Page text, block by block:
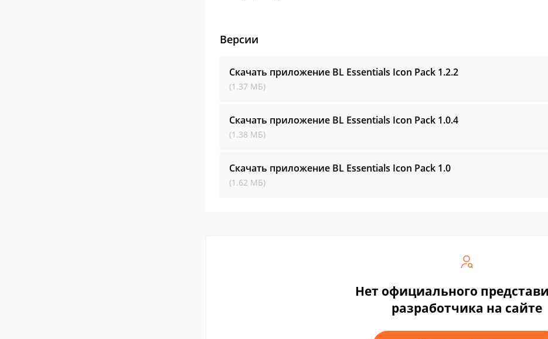
Версии
Скачать приложение BL Essentials Icon Pack 1.2.2
(1.37 МБ)
Скачать приложение BL Essentials Icon Pack 1.0.4
(1.38 МБ)
Скачать приложение BL Essentials Icon Pack 1.0
(1.62 МБ)
Нет официального
разработчика на сайте